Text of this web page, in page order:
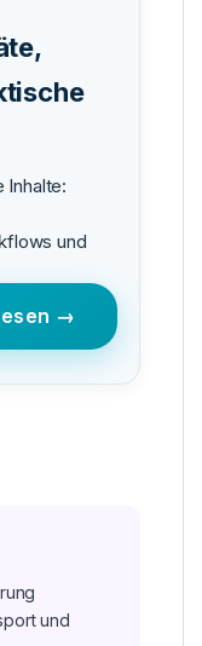
Inhalte:
und
→
und